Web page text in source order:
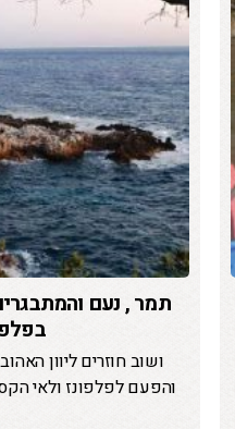
תמר , נעם
ושוב חוזרים ליוון
והפעם לפלפונז ולאי